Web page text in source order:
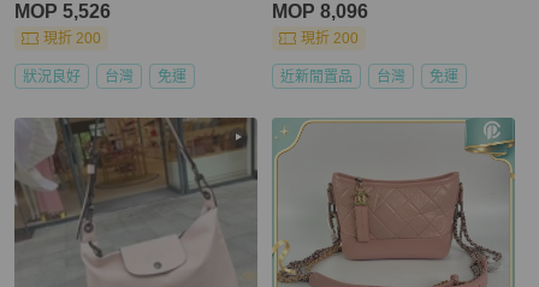
MOP 5,526
現折 200
狀況良好 台灣 免運
MOP 8,096
現折 200
近新閒置品 台灣 免運